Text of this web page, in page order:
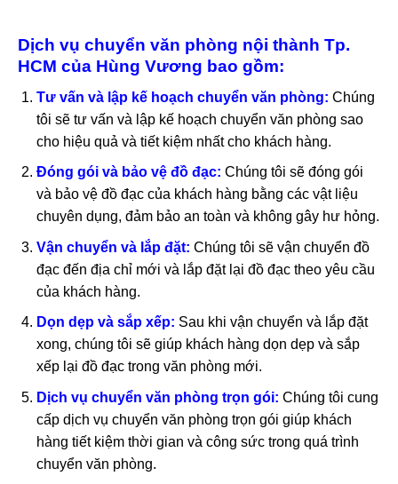
Dịch vụ chuyển văn phòng nội thành Tp.
HCM của Hùng Vương bao gồm:
Tư vấn và lập kế hoạch chuyển văn phòng: Chúng
tôi sẽ tư vấn và lập kế hoạch chuyển văn phòng sao
cho hiệu quả và tiết kiệm nhất cho khách hàng.
Đóng gói và bảo vệ đồ đạc: Chúng tôi sẽ đóng gói
và bảo vệ đồ đạc của khách hàng bằng các vật liệu
chuyên dụng, đảm bảo an toàn và không gây hư hỏng.
Vận chuyển và lắp đặt: Chúng tôi sẽ vận chuyển đồ
đạc đến địa chỉ mới và lắp đặt lại đồ đạc theo yêu cầu
của khách hàng.
Dọn dẹp và sắp xếp: Sau khi vận chuyển và lắp đặt
xong, chúng tôi sẽ giúp khách hàng dọn dẹp và sắp
xếp lại đồ đạc trong văn phòng mới.
Dịch vụ chuyển văn phòng trọn gói: Chúng tôi cung
cấp dịch vụ chuyển văn phòng trọn gói giúp khách
hàng tiết kiệm thời gian và công sức trong quá trình
chuyển văn phòng.